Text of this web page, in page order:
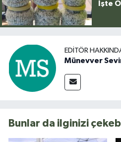
İşte O
EDITÖR
Münevver
Bunlar da ilginizi